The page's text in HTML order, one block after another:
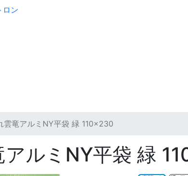
ロン
竜アルミNY平袋 緑 110×230
アルミNY平袋 緑